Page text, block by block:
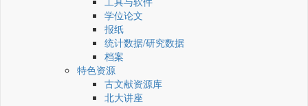
学位论文
报纸
统计数据/研究数据
档案
特色资源
古文献资源库
北大讲座